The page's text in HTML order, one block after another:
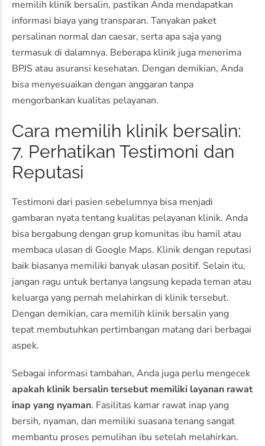
memilih klinik bersalin, pastikan Anda mendapatkan
informasi biaya yang transparan. Tanyakan paket
persalinan normal dan caesar, serta apa saja yang
termasuk di dalamnya. Beberapa klinik juga menerima
BPJS atau asuransi kesehatan. Dengan demikian, Anda
bisa menyesuaikan dengan anggaran tanpa
mengorbankan kualitas pelayanan.
Cara memilih klinik bersalin:
7. Perhatikan Testimoni dan
Reputasi
Testimoni dari pasien sebelumnya bisa menjadi
gambaran nyata tentang kualitas pelayanan klinik. Anda
bisa bergabung dengan grup komunitas ibu hamil atau
membaca ulasan di Google Maps. Klinik dengan reputasi
baik biasanya memiliki banyak ulasan positif. Selain itu,
jangan ragu untuk bertanya langsung kepada teman atau
keluarga yang pernah melahirkan di klinik tersebut.
Dengan demikian, cara memilih klinik bersalin yang
tepat membutuhkan pertimbangan matang dari berbagai
aspek.
Sebagai informasi tambahan, Anda juga perlu mengecek
apakah klinik bersalin tersebut memiliki layanan rawat
inap yang nyaman. Fasilitas kamar rawat inap yang
bersih, nyaman, dan memiliki suasana tenang sangat
membantu proses pemulihan ibu setelah melahirkan.